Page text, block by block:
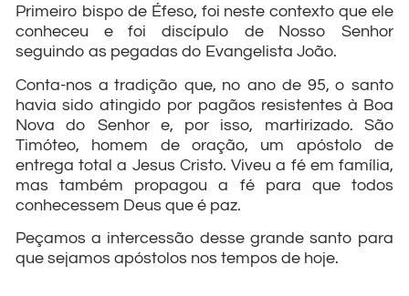
Primeiro bispo de Éfeso, foi neste contexto que ele
conheceu e foi discípulo de Nosso Senhor
seguindo as pegadas do Evangelista João.
Conta-nos a tradição que, no ano de 95, o santo
havia sido atingido por pagãos resistentes à Boa
Nova do Senhor e, por isso, martirizado. São
Timóteo, homem de oração, um apóstolo de
entrega total a Jesus Cristo. Viveu a fé em família,
mas também propagou a fé para que todos
conhecessem Deus que é paz.
Peçamos a intercessão desse grande santo para
que sejamos apóstolos nos tempos de hoje.